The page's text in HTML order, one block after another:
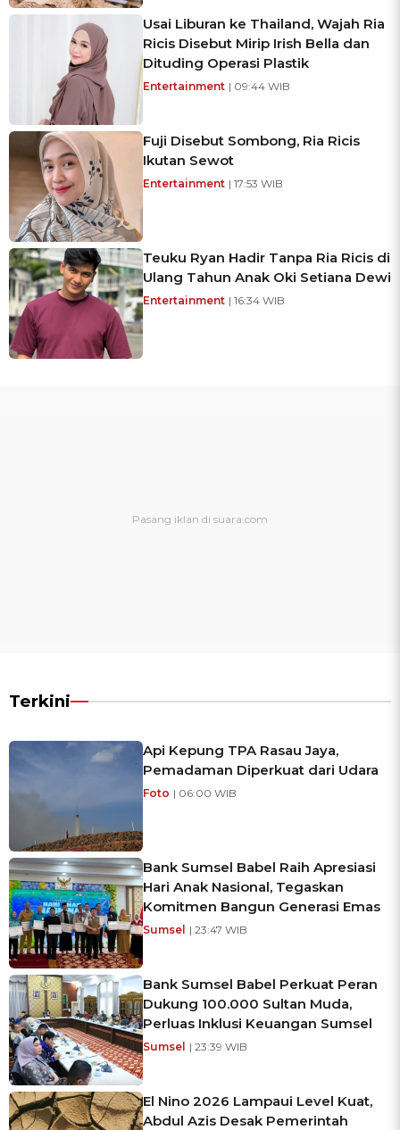
Usai Liburan ke Thailand, Wajah Ria
Ricis Disebut Mirip Irish Bella dan
Dituding Operasi Plastik
Entertainment | 09:44 WIB
Fuji Disebut Sombong, Ria Ricis
Ikutan Sewot
Entertainment | 17:53 WIB
Teuku Ryan Hadir Tanpa Ria Ricis di
Ulang Tahun Anak Oki Setiana Dewi
Entertainment | 16:34 WIB
Terkini
Api Kepung TPA Rasau Jaya,
Pemadaman Diperkuat dari Udara
Foto | 06:00 WIB
Bank Sumsel Babel Raih Apresiasi
Hari Anak Nasional, Tegaskan
Komitmen Bangun Generasi Emas
Sumsel | 23:47 WIB
Bank Sumsel Babel Perkuat Peran
Dukung 100.000 Sultan Muda,
Perluas Inklusi Keuangan Sumsel
Sumsel | 23:39 WIB
El Nino 2026 Lampaui Level Kuat,
Abdul Azis Desak Pemerintah